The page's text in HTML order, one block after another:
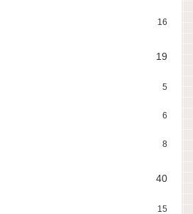
16
19
5
6
8
40
15